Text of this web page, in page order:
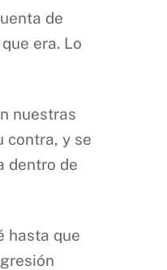
de
era. Lo
nuestras
contra, y se
dentro de
hasta que